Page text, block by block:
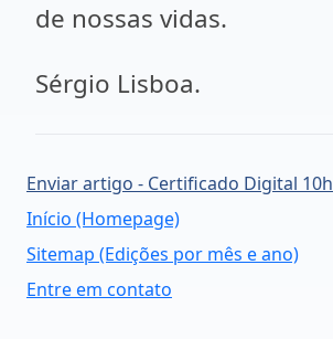
de nossas vidas.
Sérgio Lisboa.
Enviar artigo - Certificado Digital 10h
Início (Homepage)
Sitemap (Edições por mês e ano)
Entre em contato